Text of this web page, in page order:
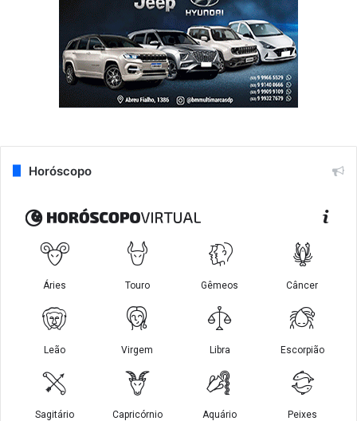
Horóscopo